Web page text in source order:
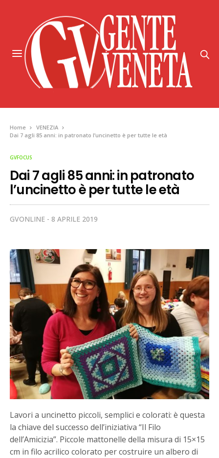
Home
VENEZIA
Dai 7 agli 85 anni: in patronato l’uncinetto è per tutte le età
GVFOCUS
Dai 7 agli 85 anni: in patronato
l’uncinetto è per tutte le età
GVONLINE 8 APRILE 2019
Lavori a uncinetto piccoli, semplici e colorati: è questa
la chiave del successo dell’iniziativa “Il Filo
dell’Amicizia”. Piccole mattonelle della misura di 15×15
cm in filo acrilico colorato per costruire un albero di